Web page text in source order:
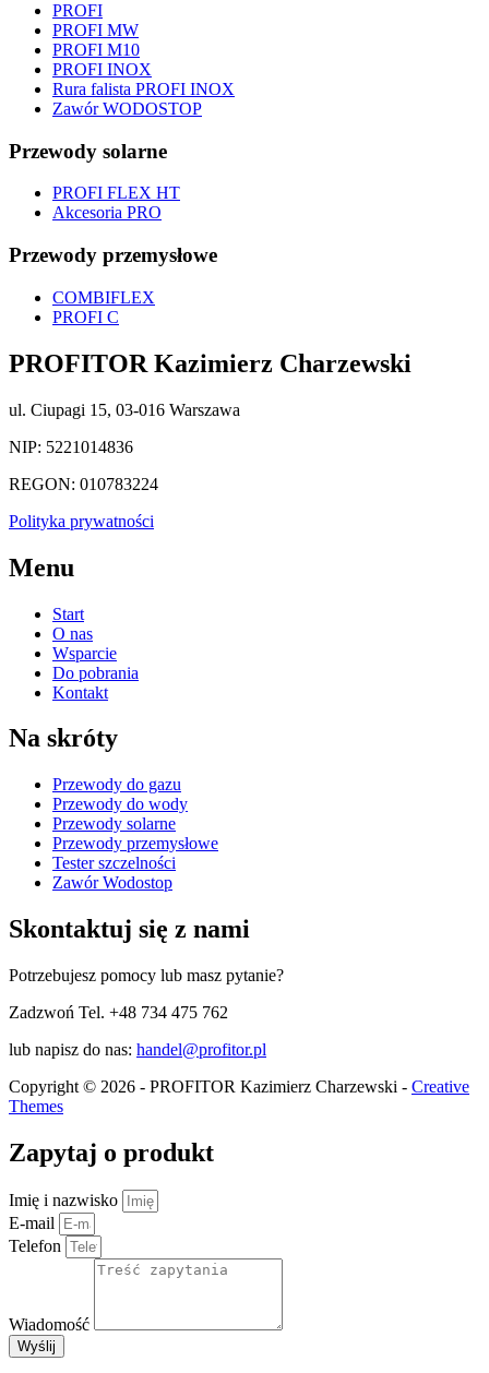
PROFI
PROFI MW
PROFI M10
PROFI INOX
Rura falista PROFI INOX
Zawór WODOSTOP
Przewody solarne
PROFI FLEX HT
Akcesoria PRO
Przewody przemysłowe
COMBIFLEX
PROFI C
PROFITOR Kazimierz Charzewski
ul. Ciupagi 15, 03-016 Warszawa
NIP: 5221014836
REGON: 010783224
Polityka prywatności
Menu
Start
O nas
Wsparcie
Do pobrania
Kontakt
Na skróty
Przewody do gazu
Przewody do wody
Przewody solarne
Przewody przemysłowe
Tester szczelności
Zawór Wodostop
Skontaktuj się z nami
Potrzebujesz pomocy lub masz pytanie?
Zadzwoń Tel. +48 734 475 762
lub napisz do nas: handel@profitor.pl
Copyright © 2026 - PROFITOR Kazimierz Charzewski - Creative
Themes
Zapytaj o produkt
Imię i nazwisko
E-mail
Telefon
Wiadomość
Wyślij